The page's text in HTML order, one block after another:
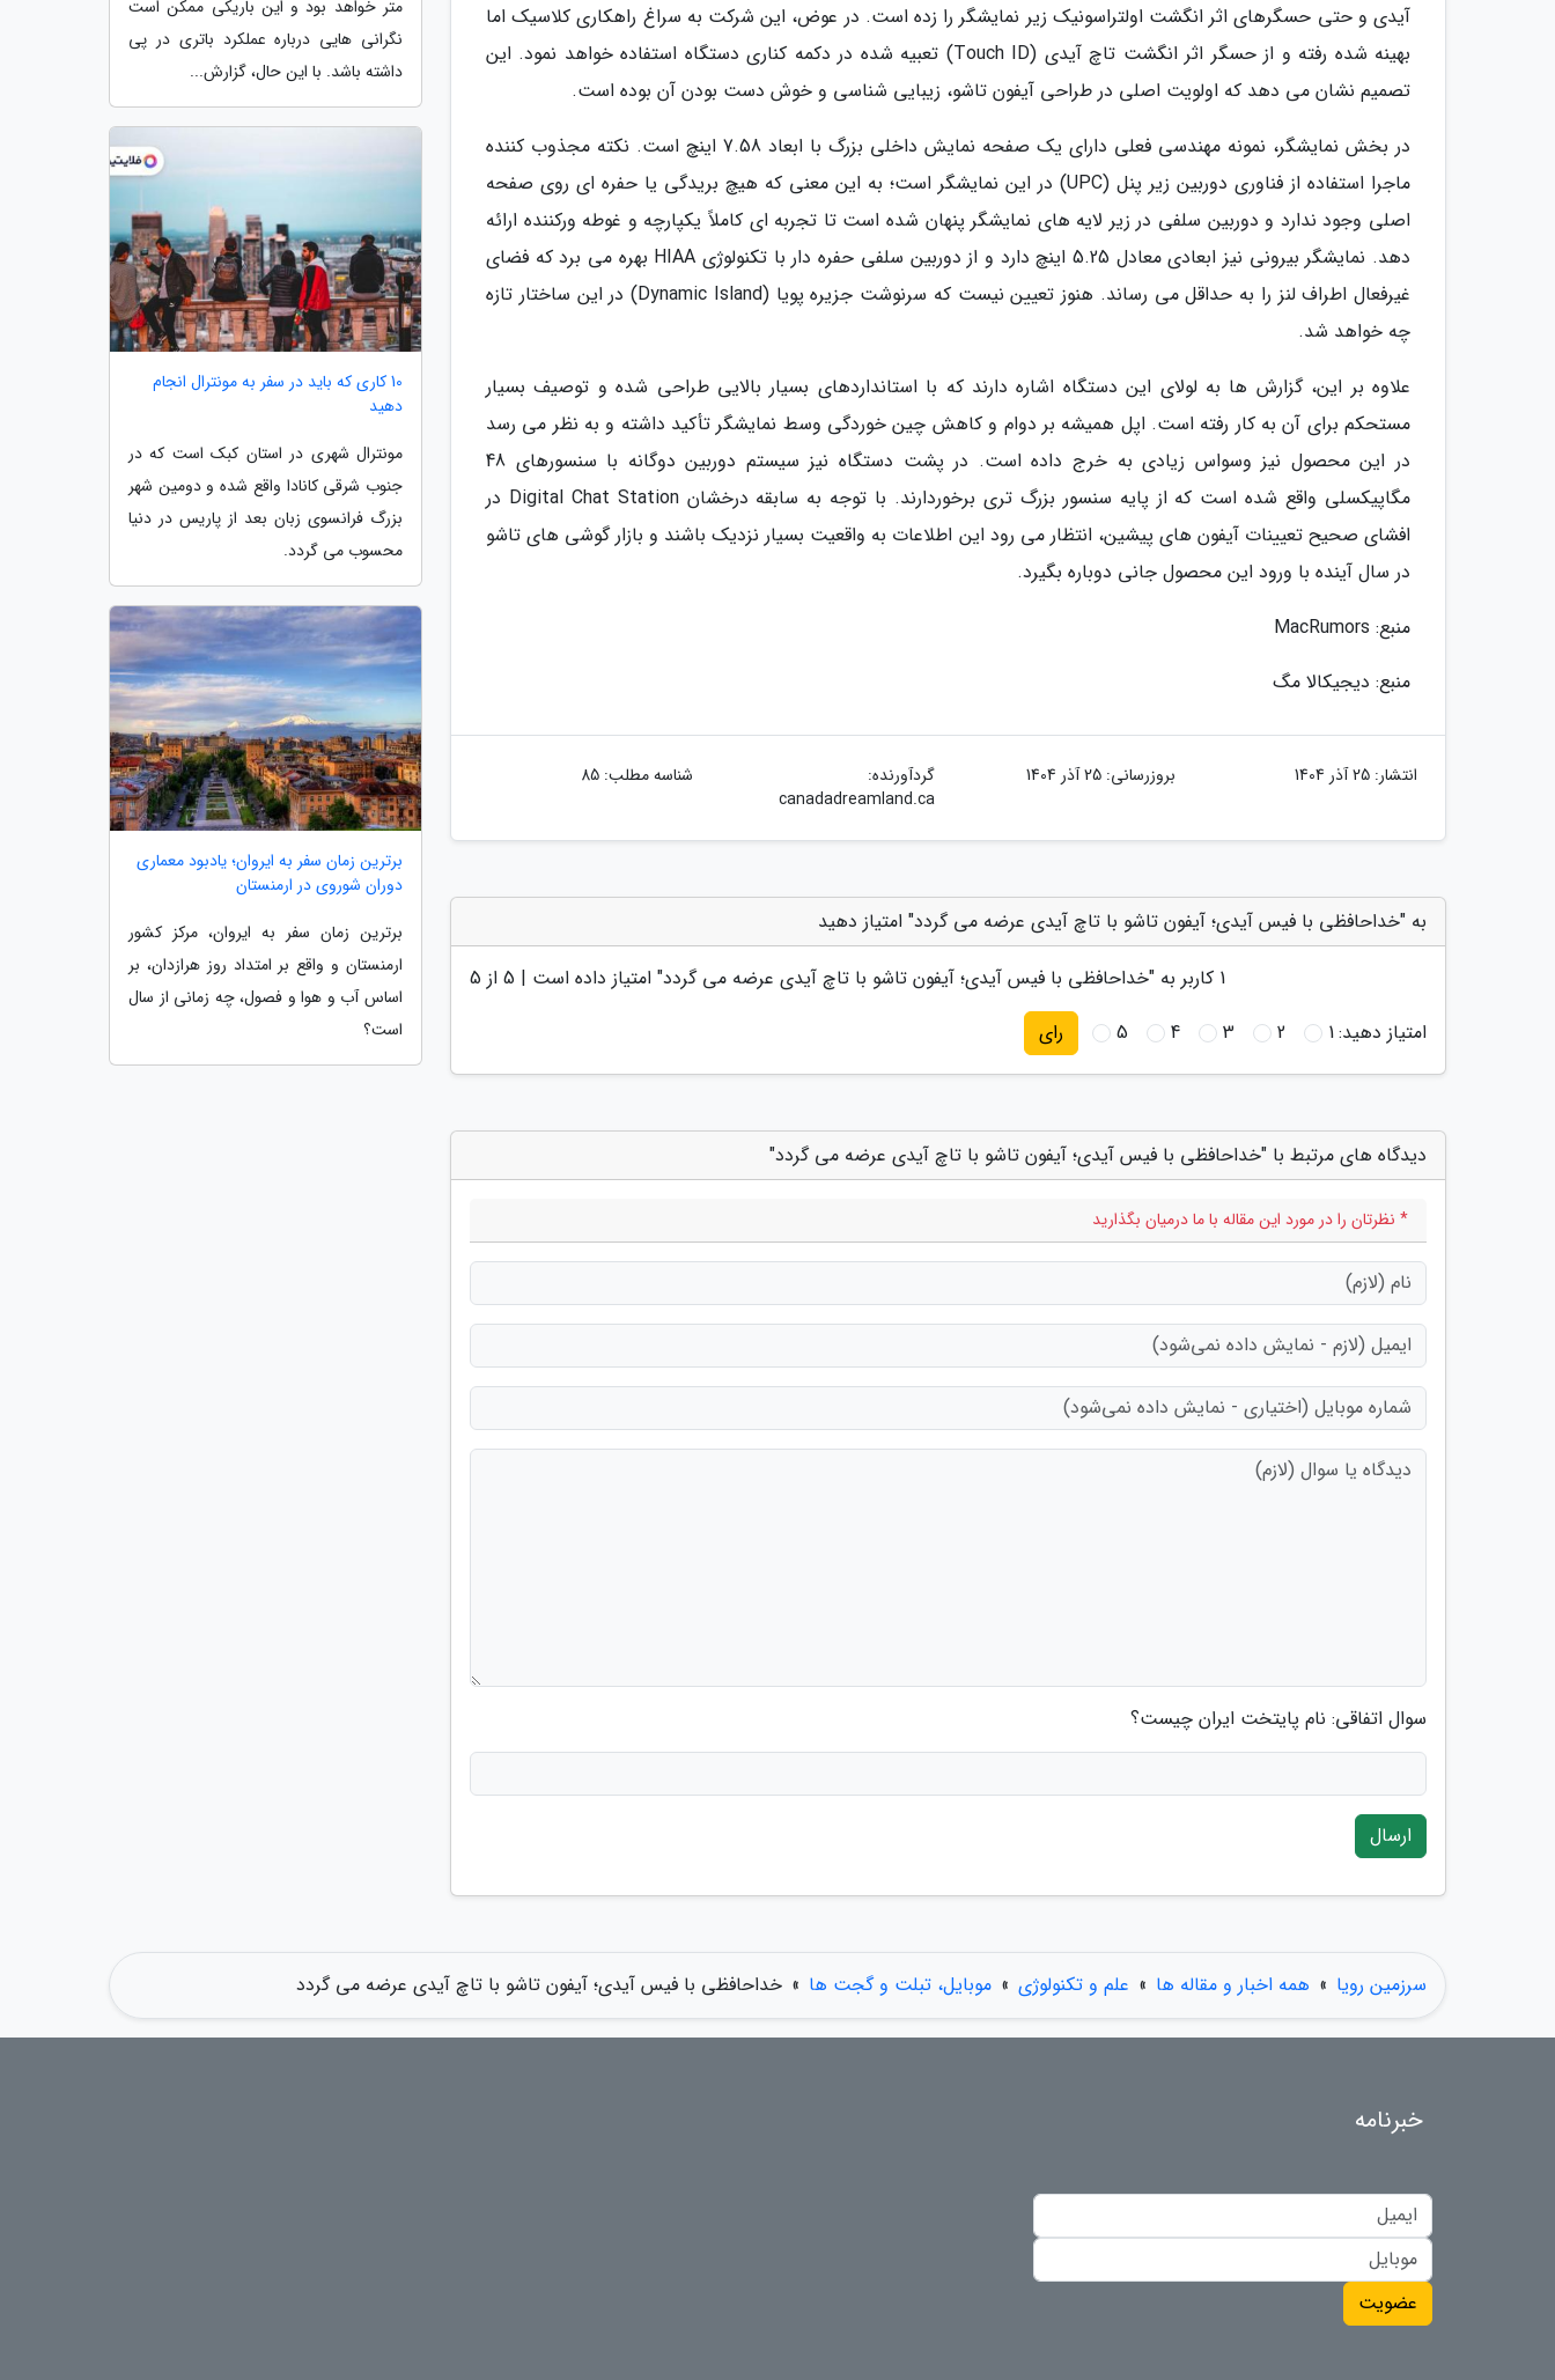
آیدی و حتی حسگرهای اثر انگشت اولتراسونیک زیر نمایشگر را زده است. در عوض، این شرکت به سراغ راهکاری کلاسیک اما
بهینه شده رفته و از حسگر اثر انگشت تاچ آیدی (Touch ID) تعبیه شده در دکمه کناری دستگاه استفاده خواهد نمود. این
تصمیم نشان می دهد که اولویت اصلی در طراحی آیفون تاشو، زیبایی شناسی و خوش دست بودن آن بوده است.
در بخش نمایشگر، نمونه مهندسی فعلی دارای یک صفحه نمایش داخلی بزرگ با ابعاد 7.58 اینچ است. نکته مجذوب کننده
ماجرا استفاده از فناوری دوربین زیر پنل (UPC) در این نمایشگر است؛ به این معنی که هیچ بریدگی یا حفره ای روی صفحه
اصلی وجود ندارد و دوربین سلفی در زیر لایه های نمایشگر پنهان شده است تا تجربه ای کاملاً یکپارچه و غوطه ورکننده ارائه
دهد. نمایشگر بیرونی نیز ابعادی معادل 5.25 اینچ دارد و از دوربین سلفی حفره دار با تکنولوژی HIAA بهره می برد که فضای
غیرفعال اطراف لنز را به حداقل می رساند. هنوز تعیین نیست که سرنوشت جزیره پویا (Dynamic Island) در این ساختار تازه
چه خواهد شد.
علاوه بر این، گزارش ها به لولای این دستگاه اشاره دارند که با استانداردهای بسیار بالایی طراحی شده و توصیف بسیار
مستحکم برای آن به کار رفته است. اپل همیشه بر دوام و کاهش چین خوردگی وسط نمایشگر تأکید داشته و به نظر می رسد
در این محصول نیز وسواس زیادی به خرج داده است. در پشت دستگاه نیز سیستم دوربین دوگانه با سنسورهای 48
مگاپیکسلی واقع شده است که از پایه سنسور بزرگ تری برخوردارند. با توجه به سابقه درخشان Digital Chat Station در
افشای صحیح تعیینات آیفون های پیشین، انتظار می رود این اطلاعات به واقعیت بسیار نزدیک باشند و بازار گوشی های تاشو
در سال آینده با ورود این محصول جانی دوباره بگیرد.
منبع: MacRumors
منبع: دیجیکالا مگ
انتشار: 25 آذر 1404 بروزرسانی: 25 آذر 1404
گردآورنده:
canadadreamland.ca
شناسه مطلب: 85
به "خداحافظی با فیس آیدی؛ آیفون تاشو با تاچ آیدی عرضه می گردد" امتیاز دهید
1 کاربر به "خداحافظی با فیس آیدی؛ آیفون تاشو با تاچ آیدی عرضه می گردد" امتیاز داده است | 5 از 5
امتیاز دهید:1
2
3
4
5 رای
دیدگاه های مرتبط با "خداحافظی با فیس آیدی؛ آیفون تاشو با تاچ آیدی عرضه می گردد"
* نظرتان را در مورد این مقاله با ما درمیان بگذارید
سوال اتفاقی: نام پایتخت ایران چیست؟
ارسال
متر خواهد بود و این باریکی ممکن است
نگرانی هایی درباره عملکرد باتری در پی
داشته باشد. با این حال، گزارش...
10 کاری که باید در سفر به مونترال انجام
دهید
مونترال شهری در استان کبک است که در
جنوب شرقی کانادا واقع شده و دومین شهر
بزرگ فرانسوی زبان بعد از پاریس در دنیا
محسوب می گردد.
برترین زمان سفر به ایروان؛ یادبود معماری
دوران شوروی در ارمنستان
برترین زمان سفر به ایروان، مرکز کشور
ارمنستان و واقع بر امتداد روز هرازدان، بر
اساس آب و هوا و فصول، چه زمانی از سال
است؟
سرزمین رویا » همه اخبار و مقاله ها » علم و تکنولوژی » موبایل، تبلت و گجت ها » خداحافظی با فیس آیدی؛ آیفون تاشو با تاچ آیدی عرضه می گردد
خبرنامه
عضویت